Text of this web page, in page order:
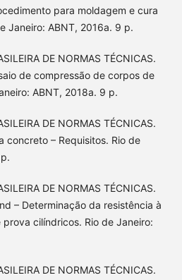
para moldagem e cura
Janeiro: ABNT, 2016a. 9 p.
DE NORMAS TÉCNICAS.
de compressão de corpos de
ABNT, 2018a. 9 p.
DE NORMAS TÉCNICAS.
concreto – Requisitos. Rio de
DE NORMAS TÉCNICAS.
– Determinação da resistência à
cilíndricos. Rio de Janeiro:
DE NORMAS TÉCNICAS.